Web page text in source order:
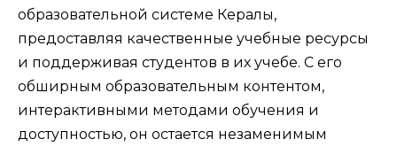
образовательной системе Кералы,
предоставляя качественные учебные ресурсы
и поддерживая студентов в их учебе. С его
обширным образовательным контентом,
интерактивными методами обучения и
доступностью, он остается незаменимым